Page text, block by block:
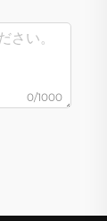
0/1000